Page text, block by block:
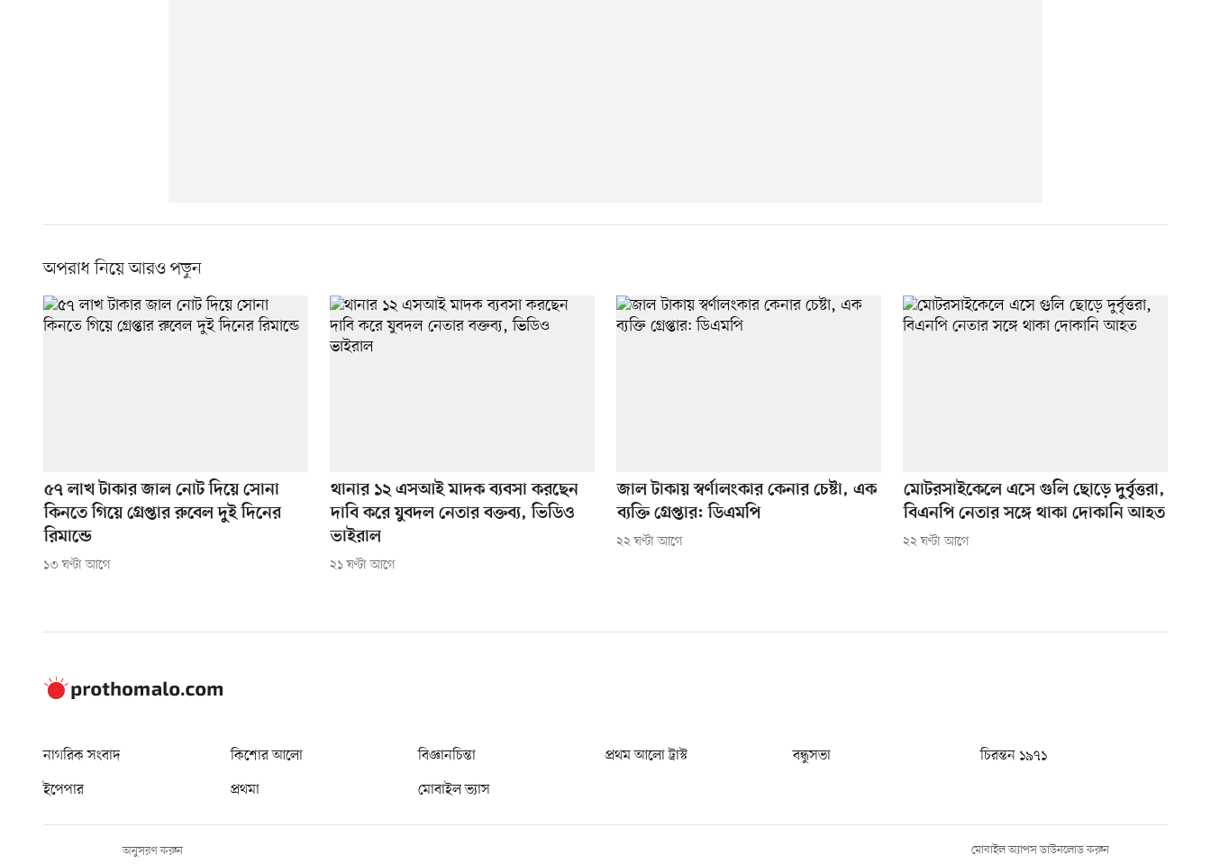
অপরাধ নিয়ে আরও পড়ুন
৫৭ লাখ টাকার জাল নোট দিয়ে সোনা
কিনতে গিয়ে গ্রেপ্তার রুবেল দুই দিনের
রিমান্ডে
১৩ ঘণ্টা আগে
থানার ১২ এসআই মাদক ব্যবসা করছেন
দাবি করে যুবদল নেতার বক্তব্য, ভিডিও
ভাইরাল
২১ ঘণ্টা আগে
জাল টাকায় স্বর্ণালংকার কেনার চেষ্টা, এক
ব্যক্তি গ্রেপ্তার: ডিএমপি
২২ ঘণ্টা আগে
মোটরসাইকেলে এসে গুলি ছোড়ে দুর্বৃত্তরা,
বিএনপি নেতার সঙ্গে থাকা দোকানি আহত
২২ ঘণ্টা আগে
নাগরিক সংবাদ কিশোর আলো বিজ্ঞানচিন্তা প্রথম আলো ট্রাস্ট বন্ধুসভা
চিরন্তন ১৯৭১
ইপেপার
প্রথমা মোবাইল ভ্যাস
অনুসরণ করুন মোবাইল অ্যাপস ডাউনলোড করুন